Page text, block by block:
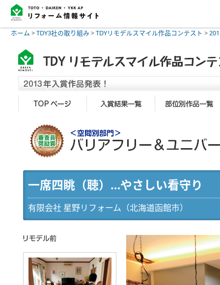
ホーム >TDY3社の取り組み >TDYリモデルスマイル作品コンテスト >
一席四眺（聴）…やさしい看守り
有限会社 星野リフォーム（北海道函館市）